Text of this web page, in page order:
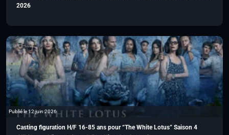
2026
Publié le 12 juin 2026
Casting figuration H/F 16-85 ans pour “The White Lotus” Saison 4